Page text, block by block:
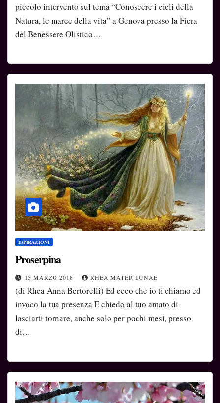
piccolo intervento sul tema “Conoscere i cicli della
Natura, le maree della vita” a Genova presso la Fiera
del Benessere Olistico…
ISPIRAZIONI
Proserpina
15 MARZO 2018 RHEA MATER LUNAE
(di Rhea Anna Bertorelli) Ed ecco che io ti chiamo ed
invoco la tua presenza E chiedo al tuo amato di
lasciarti tornare, anche solo per pochi mesi, presso
di…